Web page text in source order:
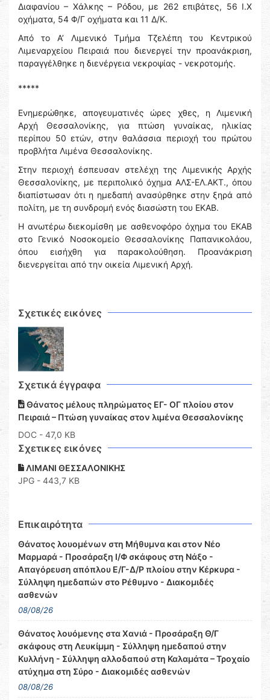
Διαφανίου – Χάλκης – Ρόδου, με 262 επιβάτες, 56 Ι.Χ
οχήματα, 54 Φ/Γ οχήματα και 11 Δ/Κ.
Από το Α’ Λιμενικό Τμήμα Τζελέπη του Κεντρικού
Λιμεναρχείου Πειραιά που διενεργεί την προανάκριση,
παραγγέλθηκε η διενέργεια νεκροψίας - νεκροτομής.
*****
Ενημερώθηκε, απογευματινές ώρες χθες, η Λιμενική
Αρχή Θεσσαλονίκης, για πτώση γυναίκας, ηλικίας
περίπου 50 ετών, στην θαλάσσια περιοχή του πρώτου
προβλήτα Λιμένα Θεσσαλονίκης.
Στην περιοχή έσπευσαν στελέχη της Λιμενικής Αρχής
Θεσσαλονίκης, με περιπολικό όχημα ΑΛΣ-ΕΛ.ΑΚΤ., όπου
διαπίστωσαν ότι η ημεδαπή ανασύρθηκε στην ξηρά από
πολίτη, με τη συνδρομή ενός διασώστη του ΕΚΑΒ.
Η ανωτέρω διεκομίσθη με ασθενοφόρο όχημα του ΕΚΑΒ
στο Γενικό Νοσοκομείο Θεσσαλονίκης Παπανικολάου,
όπου εισήχθη για παρακολούθηση. Προανάκριση
διενεργείται από την οικεία Λιμενική Αρχή.
Σχετικές εικόνες
Σχετικά έγγραφα
Θάνατος μέλους πληρώματος ΕΓ- ΟΓ πλοίου στον
Πειραιά – Πτώση γυναίκας στον λιμένα Θεσσαλονίκης
DOC - 47,0 KB
Σχετικες εικόνες
ΛΙΜΑΝΙ ΘΕΣΣΑΛΟΝΙΚΗΣ
JPG - 443,7 KB
Επικαιρότητα
Θάνατος λουομένων στη Μήθυμνα και στον Νέο
Μαρμαρά - Προσάραξη Ι/Φ σκάφους στη Νάξο -
Απαγόρευση απόπλου Ε/Γ-Δ/Ρ πλοίου στην Κέρκυρα -
Σύλληψη ημεδαπών στο Ρέθυμνο - Διακομιδές
ασθενών
08/08/26
Θάνατος λουόμενης στα Χανιά - Προσάραξη Θ/Γ
σκάφους στη Λευκίμμη - Σύλληψη ημεδαπού στην
Κυλλήνη - Σύλληψη αλλοδαπού στη Καλαμάτα – Τροχαίο
ατύχημα στη Σύρο - Διακομιδές ασθενών
08/08/26